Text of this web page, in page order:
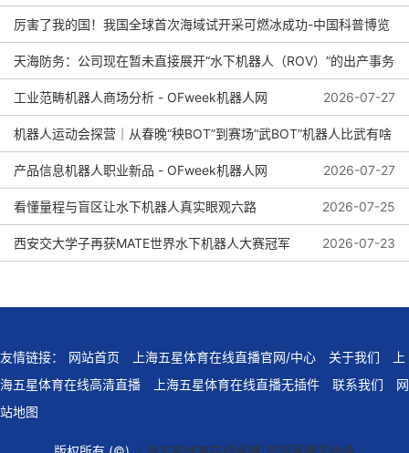
厉害了我的国！我国全球首次海域试开采可燃冰成功-中国科普博览
2026-08-04
天海防务：公司现在暂未直接展开“水下机器人（ROV）”的出产事务
2026-08-01
工业范畴机器人商场分析 - OFweek机器人网 2026-07-27
机器人运动会探营｜从春晚“秧BOT”到赛场“武BOT”机器人比武有啥
看头？
2026-07-27
产品信息机器人职业新品 - OFweek机器人网 2026-07-27
看懂量程与盲区让水下机器人真实眼观六路 2026-07-25
西安交大学子再获MATE世界水下机器人大赛冠军 2026-07-23
友情链接： 网站首页 上海五星体育在线直播官网/中心 关于我们
上
海五星体育在线高清直播
上海五星体育在线直播无插件 联系我们
网
站地图